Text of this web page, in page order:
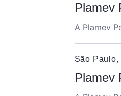
Plamev
A Plamev
São
Plamev